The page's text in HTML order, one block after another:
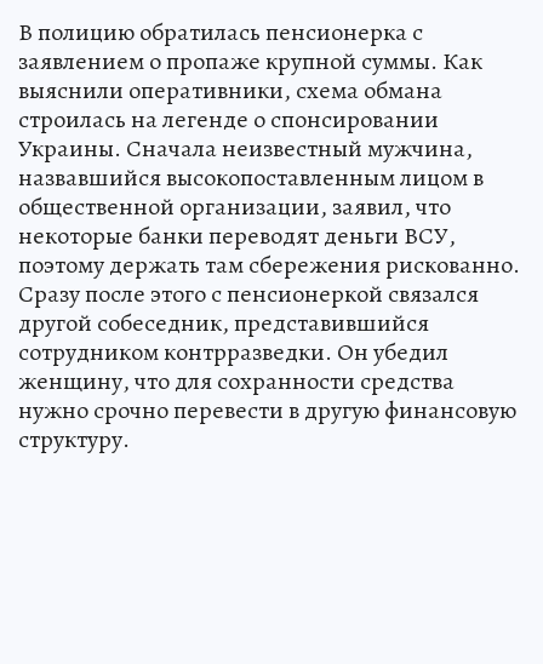
В полицию обратилась пенсионерка с
заявлением о пропаже крупной суммы. Как
выяснили оперативники, схема обмана
строилась на легенде о спонсировании
Украины. Сначала неизвестный мужчина,
назвавшийся высокопоставленным лицом в
общественной организации, заявил, что
некоторые банки переводят деньги ВСУ,
поэтому держать там сбережения рискованно.
Сразу после этого с пенсионеркой связался
другой собеседник, представившийся
сотрудником контрразведки. Он убедил
женщину, что для сохранности средства
нужно срочно перевести в другую финансовую
структуру.